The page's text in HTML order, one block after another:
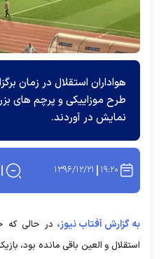
هواداران استقلال در زمان
طرح موزاییکی و پرچم های
نمایش در آوردند.
۱۹:۲۰ ۱۳۹۶/۱۲/۲۱
به گزارش آفتاب نیوز،
استقلال و العین باقی مانده بود،